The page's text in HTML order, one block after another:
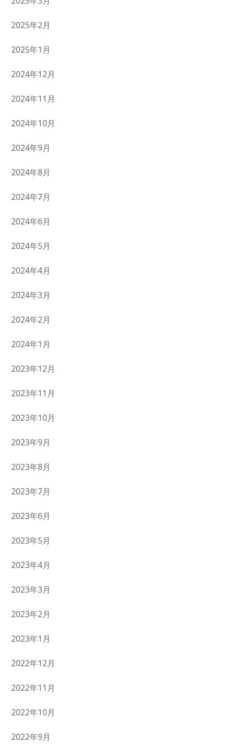
2025年2月
2025年1月
2024年12月
2024年11月
2024年10月
2024年9月
2024年8月
2024年7月
2024年6月
2024年5月
2024年4月
2024年3月
2024年2月
2024年1月
2023年12月
2023年11月
2023年10月
2023年9月
2023年8月
2023年7月
2023年6月
2023年5月
2023年4月
2023年3月
2023年2月
2023年1月
2022年12月
2022年11月
2022年10月
2022年9月